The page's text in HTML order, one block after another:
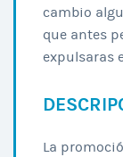
cambio
que antes
expulsaras
La